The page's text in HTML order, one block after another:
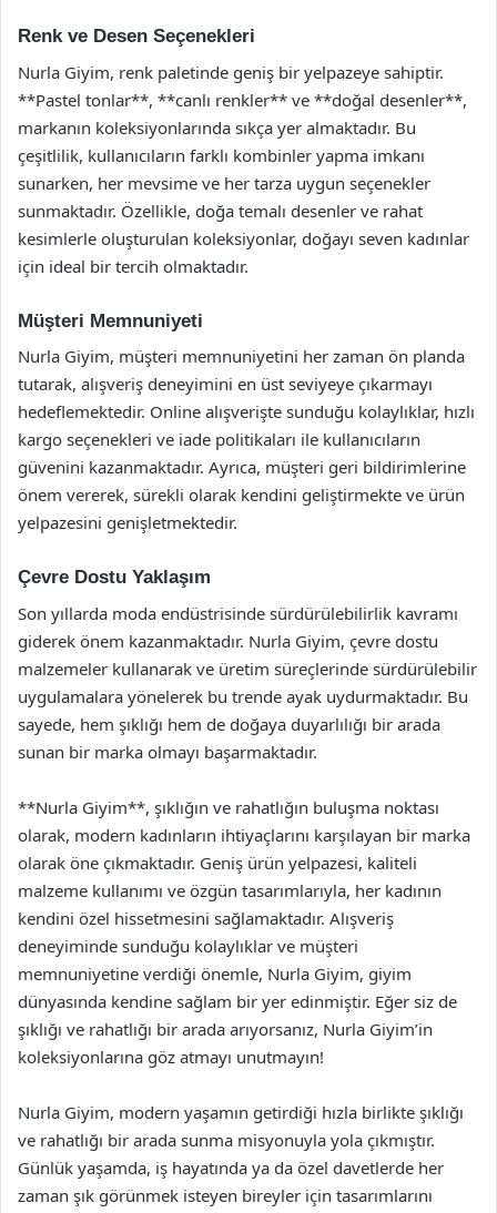
Renk ve Desen Seçenekleri
Nurla Giyim, renk paletinde geniş bir yelpazeye sahiptir.
**Pastel tonlar**, **canlı renkler** ve **doğal desenler**,
markanın koleksiyonlarında sıkça yer almaktadır. Bu
çeşitlilik, kullanıcıların farklı kombinler yapma imkanı
sunarken, her mevsime ve her tarza uygun seçenekler
sunmaktadır. Özellikle, doğa temalı desenler ve rahat
kesimlerle oluşturulan koleksiyonlar, doğayı seven kadınlar
için ideal bir tercih olmaktadır.
Müşteri Memnuniyeti
Nurla Giyim, müşteri memnuniyetini her zaman ön planda
tutarak, alışveriş deneyimini en üst seviyeye çıkarmayı
hedeflemektedir. Online alışverişte sunduğu kolaylıklar, hızlı
kargo seçenekleri ve iade politikaları ile kullanıcıların
güvenini kazanmaktadır. Ayrıca, müşteri geri bildirimlerine
önem vererek, sürekli olarak kendini geliştirmekte ve ürün
yelpazesini genişletmektedir.
Çevre Dostu Yaklaşım
Son yıllarda moda endüstrisinde sürdürülebilirlik kavramı
giderek önem kazanmaktadır. Nurla Giyim, çevre dostu
malzemeler kullanarak ve üretim süreçlerinde sürdürülebilir
uygulamalara yönelerek bu trende ayak uydurmaktadır. Bu
sayede, hem şıklığı hem de doğaya duyarlılığı bir arada
sunan bir marka olmayı başarmaktadır.
**Nurla Giyim**, şıklığın ve rahatlığın buluşma noktası
olarak, modern kadınların ihtiyaçlarını karşılayan bir marka
olarak öne çıkmaktadır. Geniş ürün yelpazesi, kaliteli
malzeme kullanımı ve özgün tasarımlarıyla, her kadının
kendini özel hissetmesini sağlamaktadır. Alışveriş
deneyiminde sunduğu kolaylıklar ve müşteri
memnuniyetine verdiği önemle, Nurla Giyim, giyim
dünyasında kendine sağlam bir yer edinmiştir. Eğer siz de
şıklığı ve rahatlığı bir arada arıyorsanız, Nurla Giyim’in
koleksiyonlarına göz atmayı unutmayın!
Nurla Giyim, modern yaşamın getirdiği hızla birlikte şıklığı
ve rahatlığı bir arada sunma misyonuyla yola çıkmıştır.
Günlük yaşamda, iş hayatında ya da özel davetlerde her
zaman şık görünmek isteyen bireyler için tasarımlarını